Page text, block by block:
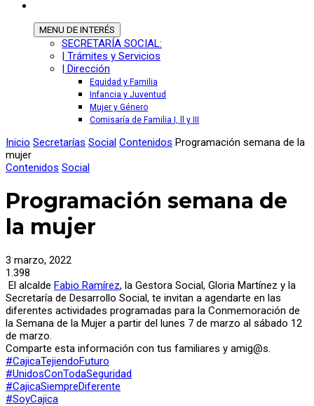
MENU DE INTERÉS
SECRETARÍA SOCIAL:
| Trámites y Servicios
| Dirección
Equidad y Familia
Infancia y Juventud
Mujer y Género
Comisaría de Familia I, ll y III
Inicio Secretarías Social Contenidos Programación semana de la
mujer
Contenidos Social
Programación semana de
la mujer
3 marzo, 2022
1.398
El alcalde Fabio Ramírez, la Gestora Social, Gloria Martínez y la
Secretaría de Desarrollo Social, te invitan a agendarte en las
diferentes actividades programadas para la Conmemoración de
la Semana de la Mujer a partir del lunes 7 de marzo al sábado 12
de marzo.
Comparte esta información con tus familiares y amig@s.
#CajicaTejiendoFuturo
#UnidosConTodaSeguridad
#CajicaSiempreDiferente
#SoyCajica